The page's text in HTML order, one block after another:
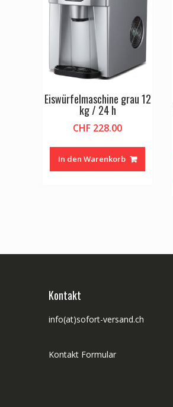
Eiswürfelmaschine grau 12
kg / 24 h
CHF 228.00
In den Warenkorb
Kontakt
info(at)sofort-versand.ch
Kontakt Formular